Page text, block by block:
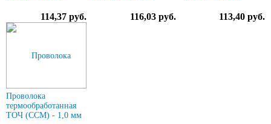
114,37 руб. 116,03 руб. 113,40 руб.
Проволока
термообработанная
ТОЧ (ССМ) - 1,0 мм